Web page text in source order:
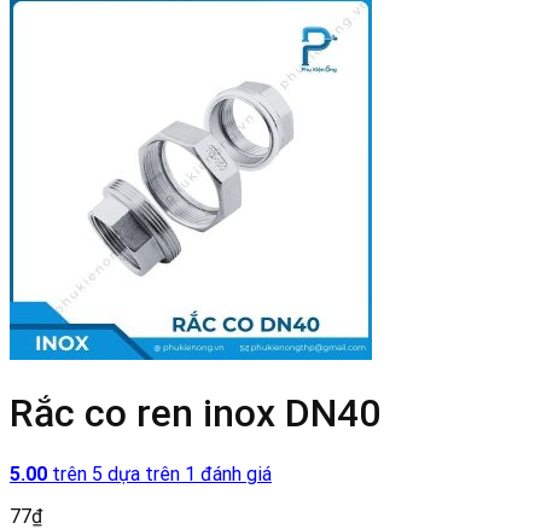
Rắc co ren inox DN40
5.00 trên 5 dựa trên 1 đánh giá
77₫